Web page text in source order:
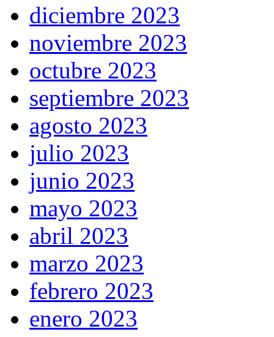
diciembre 2023
noviembre 2023
octubre 2023
septiembre 2023
agosto 2023
julio 2023
junio 2023
mayo 2023
abril 2023
marzo 2023
febrero 2023
enero 2023